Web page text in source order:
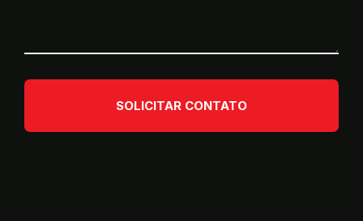
SOLICITAR CONTATO